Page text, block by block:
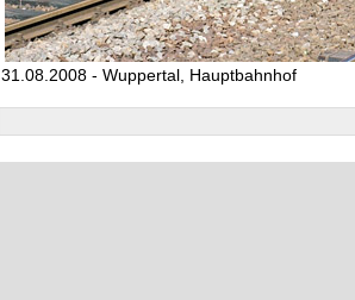
31.08.2008 - Wuppertal, Hauptbahnhof